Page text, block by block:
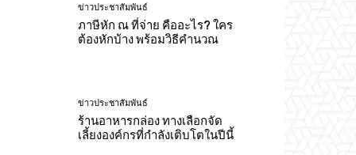
ข่าวประชาสัมพันธ์
ภาษีหัก ณ ที่จ่าย คืออะไร? ใคร
ต้องหักบ้าง พร้อมวิธีคำนวณ
ข่าวประชาสัมพันธ์
ร้านอาหารกล่อง ทางเลือกจัด
เลี้ยงองค์กรที่กำลังเติบโตในปีนี้